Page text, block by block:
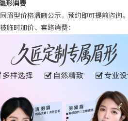
形消费
眉型价格清晰公示，预约即可提前咨
临时加价、套路消费：